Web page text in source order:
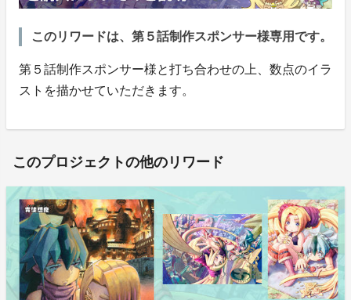
このリワードは、第５話制作スポンサー様専用です。
第５話制作スポンサー様と打ち合わせの上、数点のイラ
ストを描かせていただきます。
このプロジェクトの他のリワード